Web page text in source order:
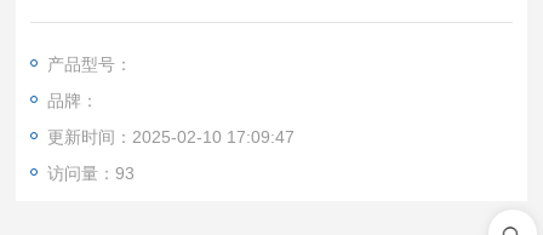
产品型号：
品牌：
更新时间：2025-02-10 17:09:47
访问量：93